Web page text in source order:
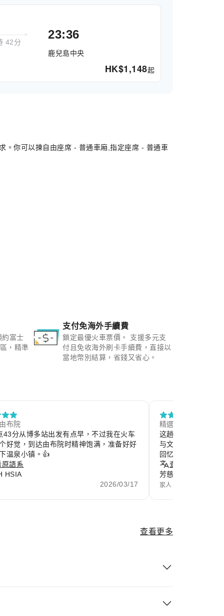
42分
23:36
鹿兒島中央
HK$1,148起
。你可以揀自由座席 - 普通車廂,指定座席 - 普通車
約富士
，精準
支付免海外手續費
鎖定最優火車票價。 支援多元支
付且免收海外刷卡手續費，直接以
當地幣別結算，省錢又省心。
布院
43分从博多站出发有点早，不过我在火车
个好觉，到达由布院时精神饱满，准备好好
温泉小镇。👍
原語系
HSIA
2026/03/17
精選評論
这趟旅程让我暂时
与文化。每一个画
回忆，也让身心重
生活。查看原語系
芳慈
家人
查看更多